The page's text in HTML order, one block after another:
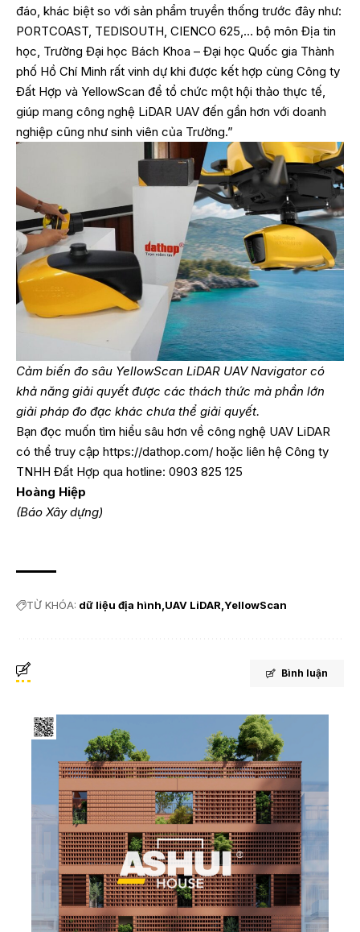
đáo, khác biệt so với sản phẩm truyền thống trước đây như:
PORTCOAST, TEDISOUTH, CIENCO 625,… bộ môn Địa tin
học, Trường Đại học Bách Khoa – Đại học Quốc gia Thành
phố Hồ Chí Minh rất vinh dự khi được kết hợp cùng Công ty
Đất Hợp và YellowScan để tổ chức một hội thảo thực tế,
giúp mang công nghệ LiDAR UAV đến gần hơn với doanh
nghiệp cũng như sinh viên của Trường.”
Cảm biến đo sâu YellowScan LiDAR UAV Navigator có
khả năng giải quyết được các thách thức mà phần lớn
giải pháp đo đạc khác chưa thể giải quyết.
Bạn đọc muốn tìm hiểu sâu hơn về công nghệ UAV LiDAR
có thể truy cập https://dathop.com/ hoặc liên hệ Công ty
TNHH Đất Hợp qua hotline: 0903 825 125
Hoàng Hiệp
(Báo Xây dựng)
TỪ KHÓA: dữ liệu địa hình UAV LiDAR YellowScan
Bình luận